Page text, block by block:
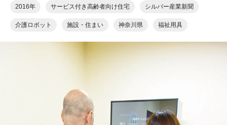
2016年 サービス付き高齢者向け住宅 シルバー産業新聞
介護ロボット 施設・住まい 神奈川県 福祉用具